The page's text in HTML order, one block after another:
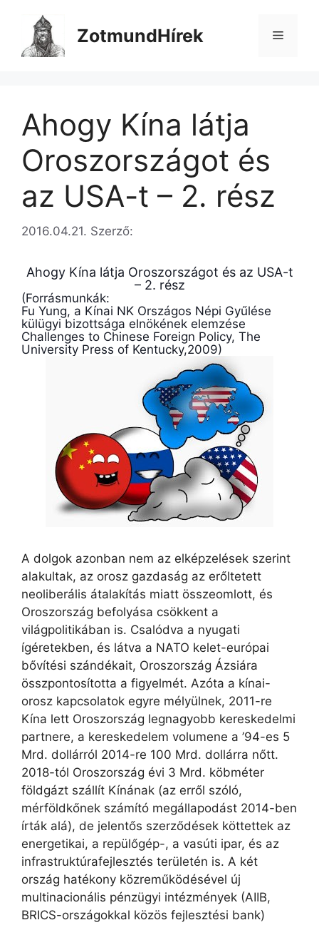
tartalomba
ZotmundHírek Menü
Ahogy Kína látja
Oroszországot és
az USA-t – 2. rész
2016.04.21. Szerző:
Ahogy Kína látja Oroszországot és az USA-t
– 2. rész
(Forrásmunkák:
Fu Yung, a Kínai NK Országos Népi Gyűlése
külügyi bizottsága elnökének elemzése
Challenges to Chinese Foreign Policy, The
University Press of Kentucky,2009)
A dolgok azonban nem az elképzelések szerint
alakultak, az orosz gazdaság az erőltetett
neoliberális átalakítás miatt összeomlott, és
Oroszország befolyása csökkent a
világpolitikában is. Csalódva a nyugati
ígéretekben, és látva a NATO kelet-európai
bővítési szándékait, Oroszország Ázsiára
összpontosította a figyelmét. Azóta a kínai-
orosz kapcsolatok egyre mélyülnek, 2011-re
Kína lett Oroszország legnagyobb kereskedelmi
partnere, a kereskedelem volumene a ’94-es 5
Mrd. dollárról 2014-re 100 Mrd. dollárra nőtt.
2018-tól Oroszország évi 3 Mrd. köbméter
földgázt szállít Kínának (az erről szóló,
mérföldkőnek számító megállapodást 2014-ben
írták alá), de jelentős szerződések köttettek az
energetikai, a repülőgép-, a vasúti ipar, és az
infrastruktúrafejlesztés területén is. A két
ország hatékony közreműködésével új
multinacionális pénzügyi intézmények (AIIB,
BRICS-országokkal közös fejlesztési bank)